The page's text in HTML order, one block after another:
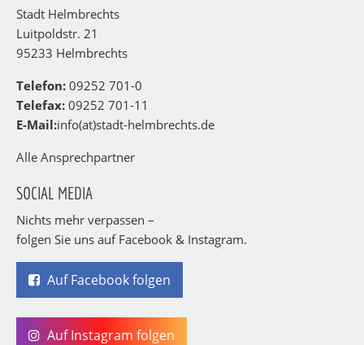
Stadt Helmbrechts
Luitpoldstr. 21
95233 Helmbrechts
Telefon: 09252 701-0
Telefax: 09252 701-11
E-Mail:info(at)stadt-helmbrechts.de
Alle Ansprechpartner
SOCIAL MEDIA
Nichts mehr verpassen –
folgen Sie uns auf Facebook & Instagram.
Auf Facebook folgen
Auf Instagram folgen